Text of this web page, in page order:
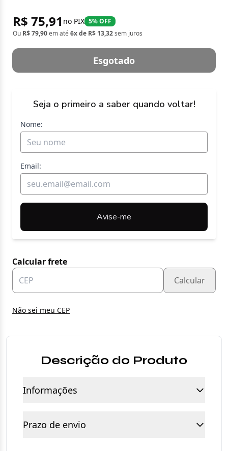
R$ 75,91 no PIX 5% OFF
Ou R$ 79,90em até6x de R$ 13,32sem juros
Esgotado
Seja o primeiro a saber quando voltar!
Nome:
Email:
Avise-me
Calcular frete
Calcular
Não sei meu CEP
Descrição do Produto
Informações
Prazo de envio